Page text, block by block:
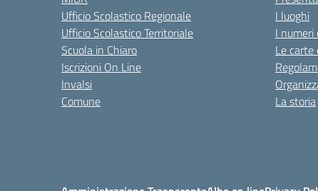
Ufficio Scolastico Regionale
Ufficio Scolastico Territoriale
Scuola in Chiaro
Iscrizioni On Line
Invalsi
Comune
I luoghi
I numeri
Le carte
La storia